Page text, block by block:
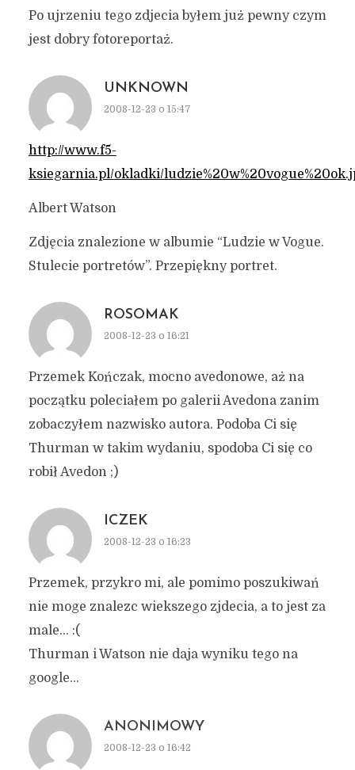
Po ujrzeniu tego zdjecia byłem już pewny czym
jest dobry fotoreportaż.
UNKNOWN
2008-12-23 o 15:47
http://www.f5-
ksiegarnia.pl/okladki/
Albert Watson
Zdjęcia znalezione w albumie “Ludzie w Vogue.
Stulecie portretów”. Przepiękny portret.
ROSOMAK
2008-12-23 o 16:21
Przemek Kończak, mocno avedonowe, aż na
początku poleciałem po galerii Avedona zanim
zobaczyłem nazwisko autora. Podoba Ci się
Thurman w takim wydaniu, spodoba Ci się co
robił Avedon ;)
ICZEK
2008-12-23 o 16:23
Przemek, przykro mi, ale pomimo poszukiwań
nie moge znalezc wiekszego zjdecia, a to jest za
male… :(
Thurman i Watson nie daja wyniku tego na
google…
ANONIMOWY
2008-12-23 o 16:42